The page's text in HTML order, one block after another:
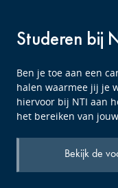
Studeren bij
Ben je toe aan een
halen waarmee jij je
hiervoor bij NTI aan
het bereiken van
Bekijk de